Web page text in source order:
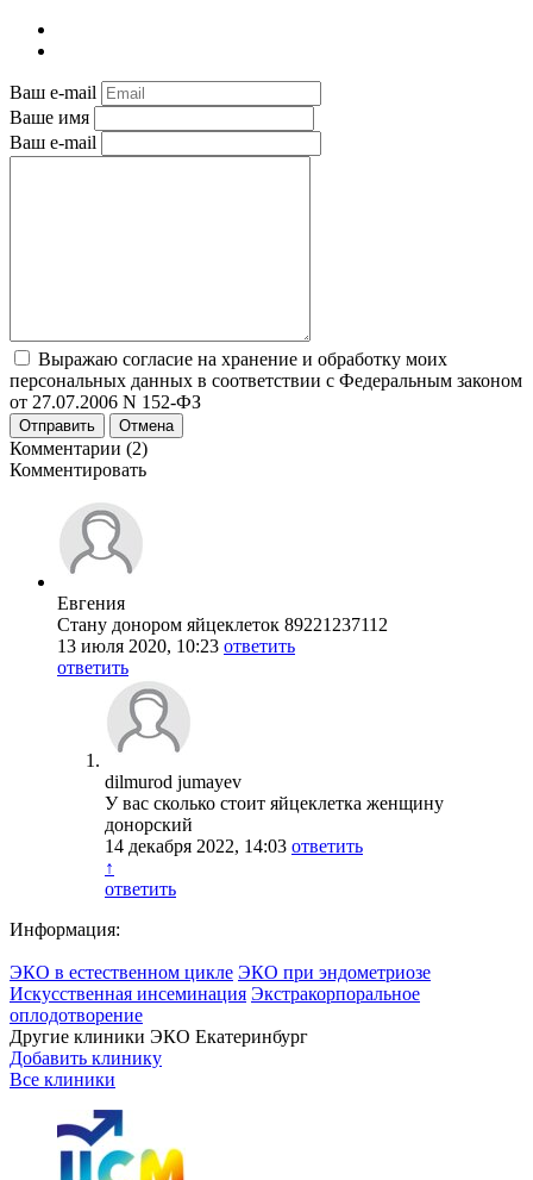
Ваш e-mail
Ваше имя
Ваш e-mail
Выражаю согласие на хранение и обработку моих
персональных данных в соответствии с Федеральным законом
от 27.07.2006 N 152-ФЗ
Отправить Отмена
Комментарии (2)
Комментировать
Евгения
Стану донором яйцеклеток 89221237112
13 июля 2020, 10:23 ответить
ответить
dilmurod jumayev
У вас сколько стоит яйцеклетка женщину
донорский
14 декабря 2022, 14:03 ответить
↑
ответить
Информация:
ЭКО в естественном цикле ЭКО при эндометриозе
Искусственная инсеминация Экстракорпоральное
оплодотворение
Другие клиники ЭКО Екатеринбург
Добавить клинику
Все клиники